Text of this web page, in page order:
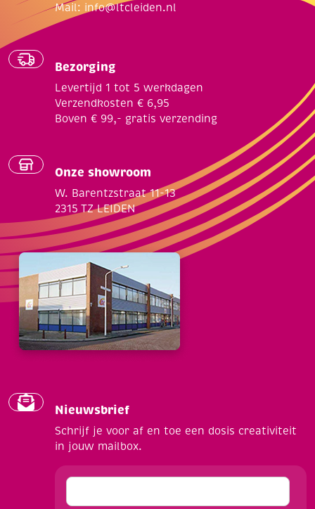
Mail: info@ltcleiden.nl
Bezorging
Levertijd 1 tot 5 werkdagen
Verzendkosten € 6,95
Boven € 99,- gratis verzending
Onze showroom
W. Barentzstraat 11-13
2315 TZ LEIDEN
Nieuwsbrief
Schrijf je voor af en toe een dosis creativiteit
in jouw mailbox.